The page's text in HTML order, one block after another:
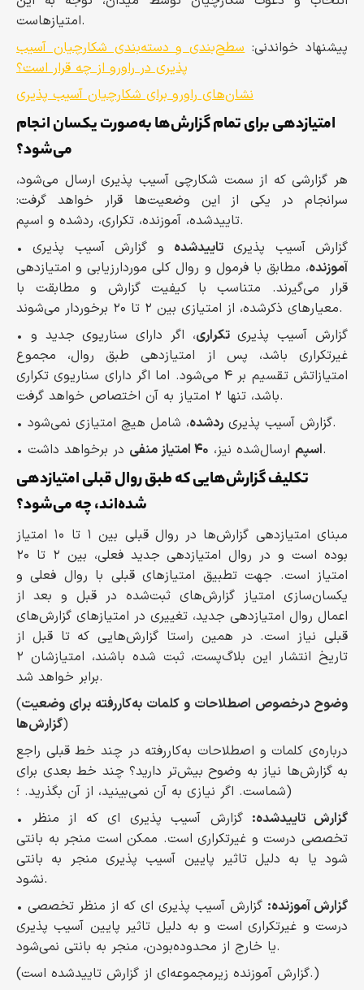
امتیازهاست.
پیشنهاد خواندنی:سطح‌بندی و دسته‌بندی شکارچیان آسیب‌
پذیری در راورو از چه قرار است؟
نشان‌های راورو برای شکارچیان آسیب پذیری
امتیازدهی برای تمام گزارش‌ها به‌صورت یکسان انجام
می‌شود؟
هر گزارشی که از سمت شکارچی آسیب پذیری ارسال می‌شود،
سرانجام در یکی از این وضعیت‌ها قرار خواهد گرفت:
تاییدشده، آموزنده، تکراری، ردشده و اسپم.
• گزارش آسیب پذیریتاییدشده و گزارش آسیب پذیری
آموزنده، مطابق با فرمول و روال کلی موردارزیابی و امتیازدهی
قرار می‌گیرند. متناسب با کیفیت گزارش و مطابقت با
معیارهای ذکرشده، از امتیازی بین ۲ تا ۲۰ برخوردار می‌شوند.
• گزارش آسیب پذیریتکراری، اگر دارای سناریوی جدید و
غیرتکراری باشد، پس از امتیازدهی طبق روال، مجموع
امتیازاتش تقسیم بر ۴ می‌شود. اما اگر دارای سناریوی تکراری
باشد، تنها ۲ امتیاز به آن اختصاص خواهد گرفت.
• گزارش آسیب پذیری ردشده
، شامل هیچ امتیازی نمی‌شود.
•
اسپم ارسال‌شده نیز، ۴۰ امتیاز منفی در برخواهد داشت.
تکلیف گزارش‌هایی که طبق روال قبلی امتیازدهی
شده‌اند، چه می‌شود؟
مبنای امتیازدهی گزارش‌ها در روال قبلی بین ۱ تا ۱۰ امتیاز
بوده است و در روال امتیازدهی جدید فعلی، بین ۲ تا ۲۰
امتیاز است. جهت تطبیق امتیازهای قبلی با روال فعلی و
یکسان‌سازی امتیاز گزارش‌های ثبت‌شده در قبل و بعد از
اعمال روال امتیازدهی جدید، تغییری در امتیازهای گزارش‌های
قبلی نیاز است. در همین راستا گزارش‌هایی که تا قبل از
تاریخ انتشار این بلاگ‌پست، ثبت شده باشند، امتیازشان ۲
برابر خواهد شد.
(وضوح درخصوص اصطلاحات و کلمات به‌کاررفته برای وضعیت
گزارش‌ها)
درباره‌ی کلمات و اصطلاحات به‌کاررفته در چند خط قبلی راجع
به گزارش‌ها نیاز به وضوح بیش‌تر دارید؟ چند خط بعدی برای
شماست. اگر نیازی به آن نمی‌بینید، از آن بگذرید. ؛)
•
گزارش تاییدشده: گزارش آسیب پذیری ای که از منظر
تخصصی درست و غیرتکراری است. ممکن است منجر به بانتی
شود یا به دلیل تاثیر پایین آسیب پذیری منجر به بانتی
نشود.
•
گزارش آموزنده: گزارش آسیب پذیری ای که از منظر تخصصی
درست و غیرتکراری است و به دلیل تاثیر پایین آسیب پذیری
یا خارج از محدوده‌بودن، منجر به بانتی نمی‌شود.
(گزارش آموزنده زیرمجموعه‌ای از گزارش تاییدشده است.)